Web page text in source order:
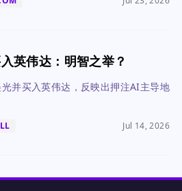
英伟达：明智之举？
并买入英伟达，反映出押注AI主导地
Jul 14, 2026